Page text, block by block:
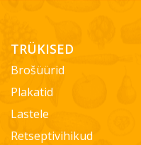
TRÜKISED
Brošüürid
Plakatid
Lastele
Retseptivihikud